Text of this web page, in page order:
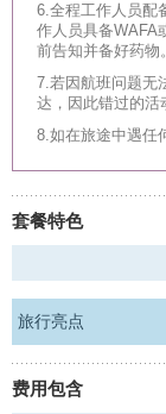
从德钦出发，抵达
江、翻越孔雀山，
春夏盛绿，直到抵
冬雪的雄伟秀丽，
屏”即绝美。
唯一活着的茶
“盐，不吃不行；歌
族人则回应:“茶是血!
始行走在怒江的两岸
想要走进雾里村，
是跨江吊桥，过桥
崖上开凿的，现今唯
雾里村茶马古道地
涌的怒江畔，全长
一条裂缝横在山腰。
6.全程工作人员配
作人员具备WAFA
前告知并备好药物。
7.若因航班问题无
达，因此错过的活
8.如在旅途中遇任
套餐特色
旅行亮点
费用包含